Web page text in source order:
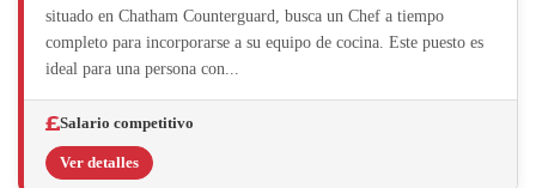
situado en Chatham Counterguard, busca un Chef a tiempo
completo para incorporarse a su equipo de cocina. Este puesto es
ideal para una persona con...
Salario competitivo
Ver detalles